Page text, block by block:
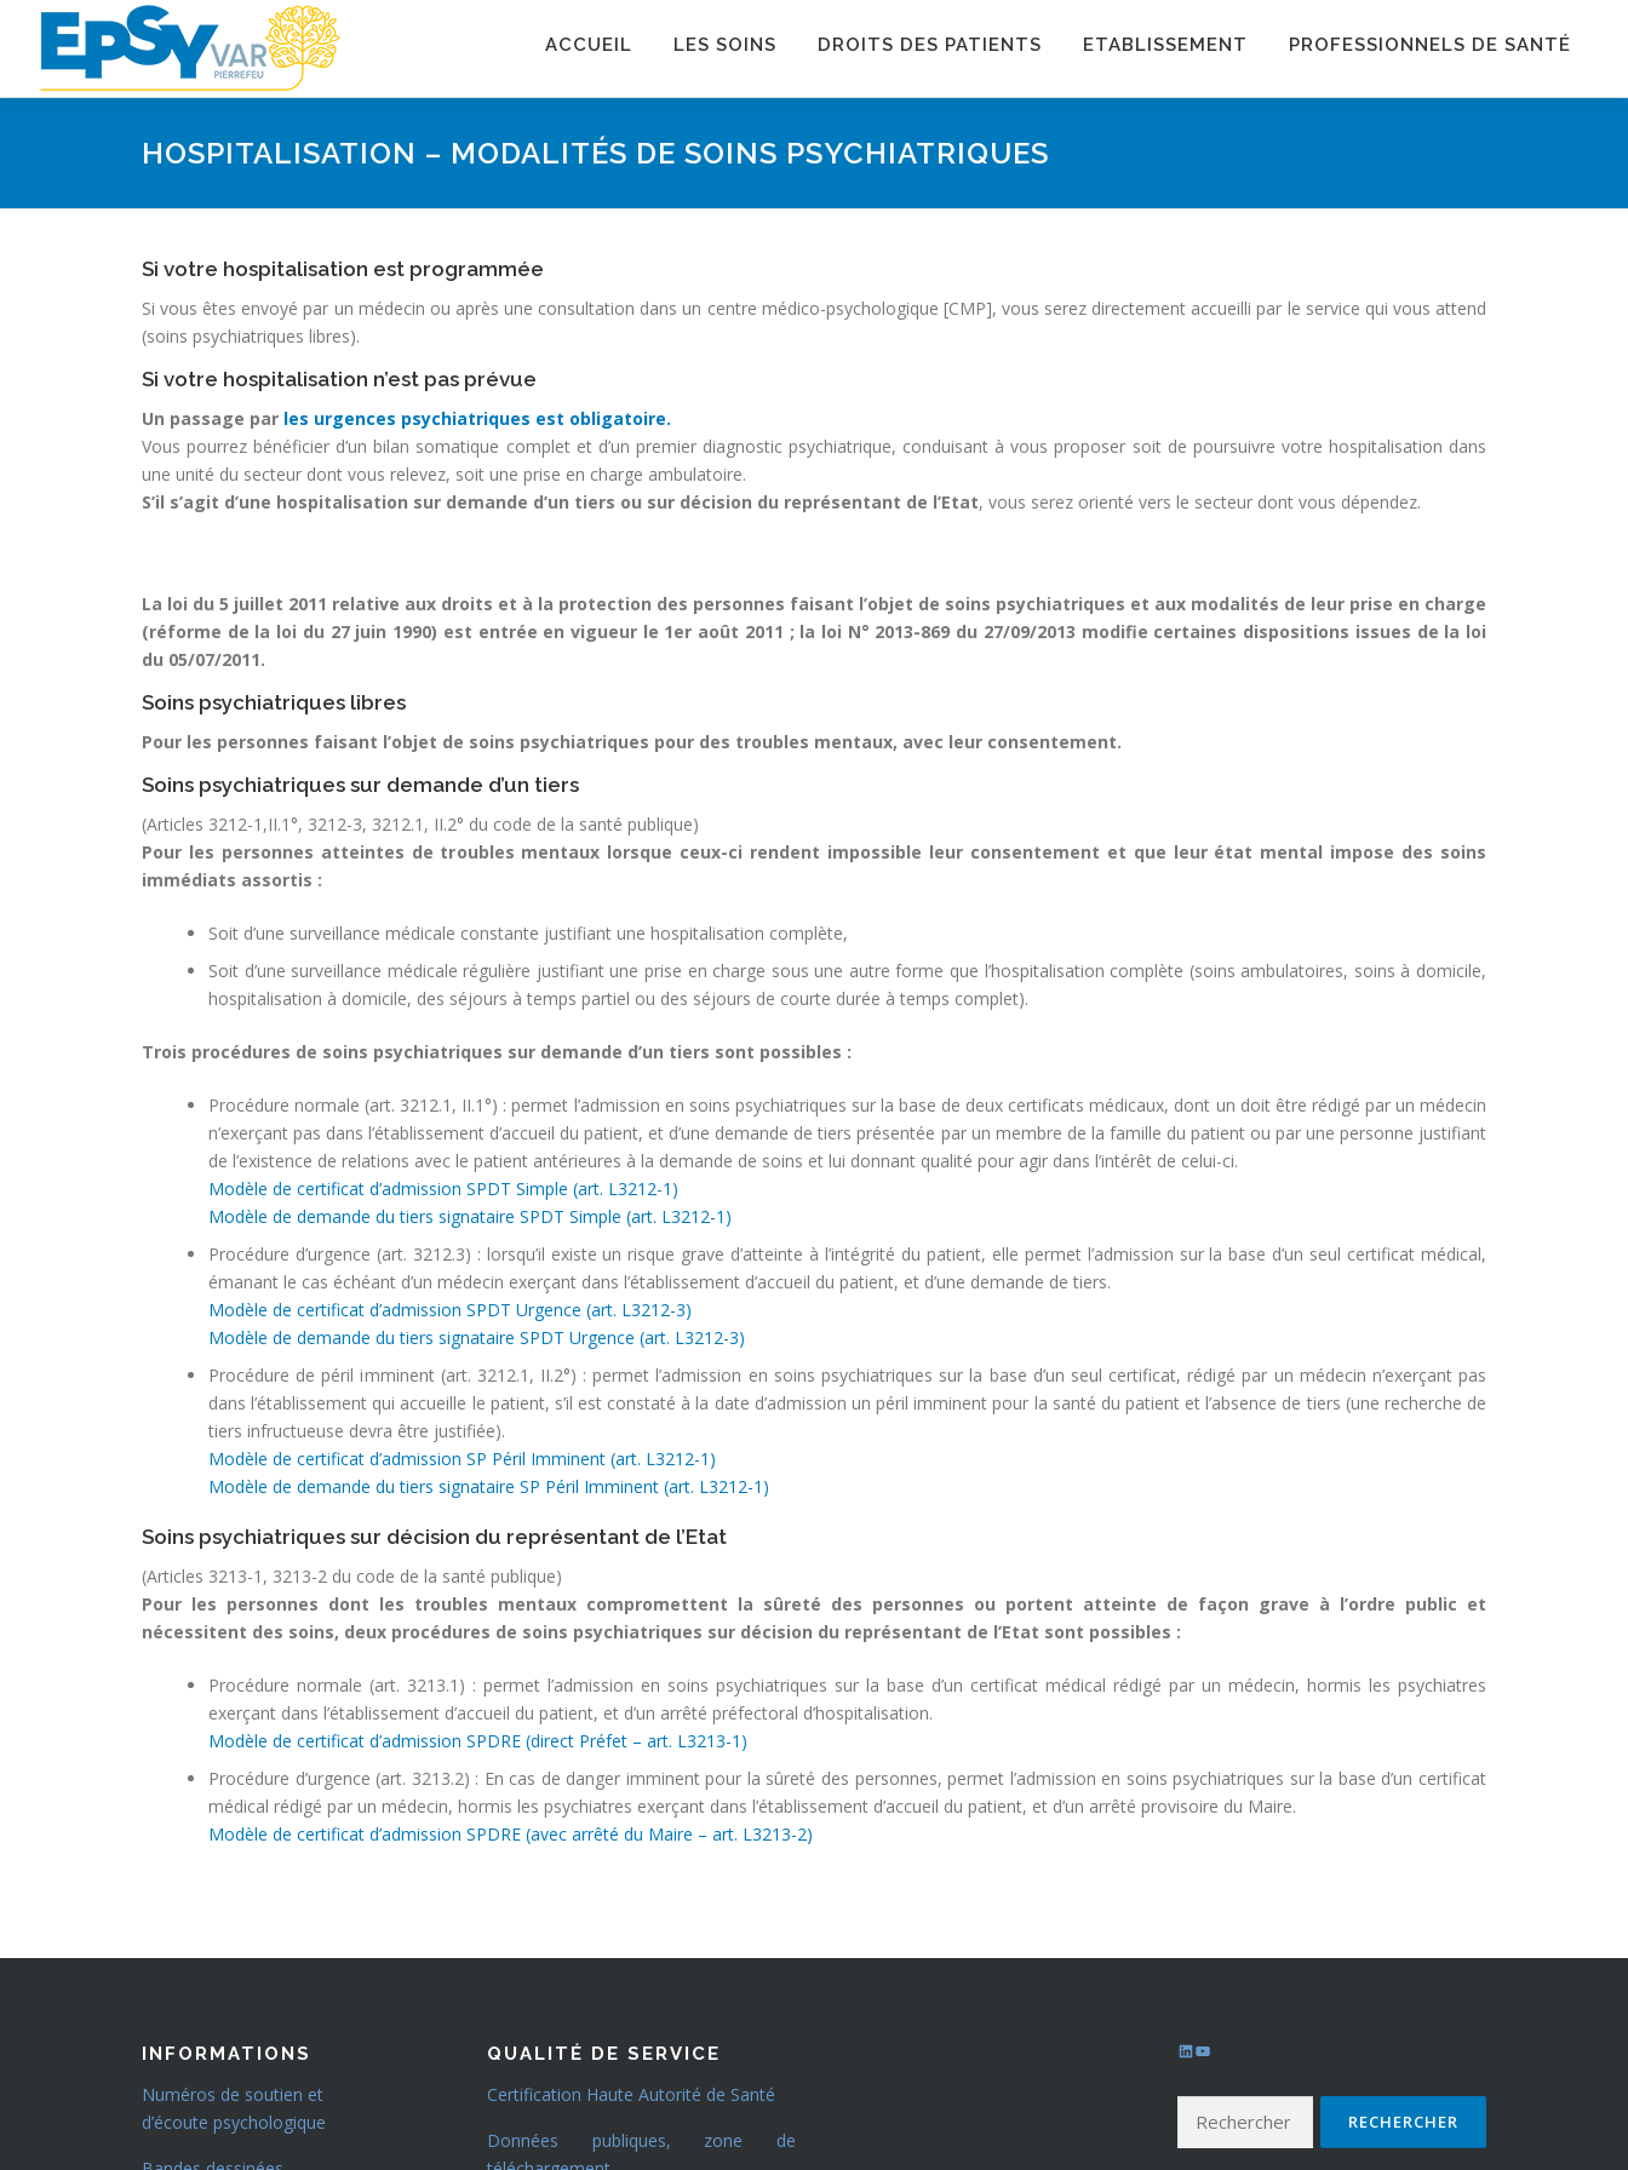
contenu
ACCUEIL LES SOINS DROITS DES PATIENTS ETABLISSEMENT PROFESSIONNELS DE SANTÉ
HOSPITALISATION – MODALITÉS DE SOINS PSYCHIATRIQUES
Si votre hospitalisation est programmée
Si vous êtes envoyé par un médecin ou après une consultation dans un centre médico-psychologique [CMP], vous serez directement accueilli par le service qui vous attend
(soins psychiatriques libres).
Si votre hospitalisation n’est pas prévue
Un passage par les urgences psychiatriques est obligatoire.
Vous pourrez bénéficier d’un bilan somatique complet et d’un premier diagnostic psychiatrique, conduisant à vous proposer soit de poursuivre votre hospitalisation dans
une unité du secteur dont vous relevez, soit une prise en charge ambulatoire.
S’il s’agit d’une hospitalisation sur demande d’un tiers ou sur décision du représentant de l’Etat, vous serez orienté vers le secteur dont vous dépendez.
La loi du 5 juillet 2011 relative aux droits et à la protection des personnes faisant l’objet de soins psychiatriques et aux modalités de leur prise en charge
(réforme de la loi du 27 juin 1990) est entrée en vigueur le 1er août 2011 ; la loi N° 2013-869 du 27/09/2013 modifie certaines dispositions issues de la loi
du 05/07/2011.
Soins psychiatriques libres
Pour les personnes faisant l’objet de soins psychiatriques pour des troubles mentaux, avec leur consentement.
Soins psychiatriques sur demande d’un tiers
(Articles 3212-1,II.1°, 3212-3, 3212.1, II.2° du code de la santé publique)
Pour les personnes atteintes de troubles mentaux lorsque ceux-ci rendent impossible leur consentement et que leur état mental impose des soins
immédiats assortis :
Soit d’une surveillance médicale constante justifiant une hospitalisation complète,
Soit d’une surveillance médicale régulière justifiant une prise en charge sous une autre forme que l’hospitalisation complète (soins ambulatoires, soins à domicile,
hospitalisation à domicile, des séjours à temps partiel ou des séjours de courte durée à temps complet).
Trois procédures de soins psychiatriques sur demande d’un tiers sont possibles :
Procédure normale (art. 3212.1, II.1°) : permet l’admission en soins psychiatriques sur la base de deux certificats médicaux, dont un doit être rédigé par un médecin
n’exerçant pas dans l’établissement d’accueil du patient, et d’une demande de tiers présentée par un membre de la famille du patient ou par une personne justifiant
de l’existence de relations avec le patient antérieures à la demande de soins et lui donnant qualité pour agir dans l’intérêt de celui-ci.
Modèle de certificat d’admission SPDT Simple (art. L3212-1)
Modèle de demande du tiers signataire SPDT Simple (art. L3212-1)
Procédure d’urgence (art. 3212.3) : lorsqu’il existe un risque grave d’atteinte à l’intégrité du patient, elle permet l’admission sur la base d’un seul certificat médical,
émanant le cas échéant d’un médecin exerçant dans l’établissement d’accueil du patient, et d’une demande de tiers.
Modèle de certificat d’admission SPDT Urgence (art. L3212-3)
Modèle de demande du tiers signataire SPDT Urgence (art. L3212-3)
Procédure de péril imminent (art. 3212.1, II.2°) : permet l’admission en soins psychiatriques sur la base d’un seul certificat, rédigé par un médecin n’exerçant pas
dans l’établissement qui accueille le patient, s’il est constaté à la date d’admission un péril imminent pour la santé du patient et l’absence de tiers (une recherche de
tiers infructueuse devra être justifiée).
Modèle de certificat d’admission SP Péril Imminent (art. L3212-1)
Modèle de demande du tiers signataire SP Péril Imminent (art. L3212-1)
Soins psychiatriques sur décision du représentant de l’Etat
(Articles 3213-1, 3213-2 du code de la santé publique)
Pour les personnes dont les troubles mentaux compromettent la sûreté des personnes ou portent atteinte de façon grave à l’ordre public et
nécessitent des soins, deux procédures de soins psychiatriques sur décision du représentant de l’Etat sont possibles :
Procédure normale (art. 3213.1) : permet l’admission en soins psychiatriques sur la base d’un certificat médical rédigé par un médecin, hormis les psychiatres
exerçant dans l’établissement d’accueil du patient, et d’un arrêté préfectoral d’hospitalisation.
Modèle de certificat d’admission SPDRE (direct Préfet – art. L3213-1)
Procédure d’urgence (art. 3213.2) : En cas de danger imminent pour la sûreté des personnes, permet l’admission en soins psychiatriques sur la base d’un certificat
médical rédigé par un médecin, hormis les psychiatres exerçant dans l’établissement d’accueil du patient, et d’un arrêté provisoire du Maire.
Modèle de certificat d’admission SPDRE (avec arrêté du Maire – art. L3213-2)
INFORMATIONS
Numéros de soutien et
d’écoute psychologique
QUALITÉ DE SERVICE
Certification Haute Autorité de Santé
Données publiques, zone de
LinkedIn YouTube